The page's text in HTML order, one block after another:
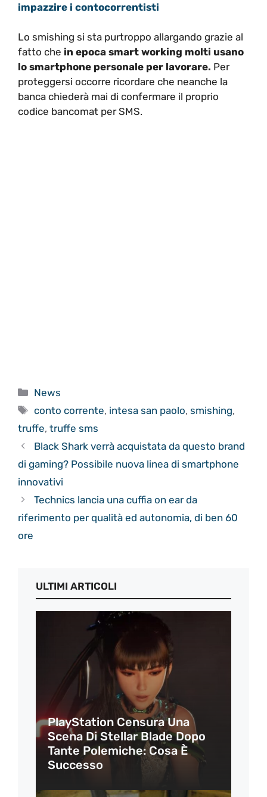
impazzire i contocorrentisti
Lo smishing si sta purtroppo allargando grazie al
fatto che in epoca smart working molti usano
lo smartphone personale per lavorare. Per
proteggersi occorre ricordare che neanche la
banca chiederà mai di confermare il proprio
codice bancomat per SMS.
Categorie
News
Tag
conto corrente, intesa san paolo,smishing,
truffe, truffe sms
Black Shark verrà acquistata da questo brand
di gaming? Possibile nuova linea di smartphone
innovativi
Technics lancia una cuffia on ear da
riferimento per qualità ed autonomia, di ben 60
ore
ULTIMI ARTICOLI
PlayStation Censura Una
Scena Di Stellar Blade Dopo
Tante Polemiche: Cosa È
Successo